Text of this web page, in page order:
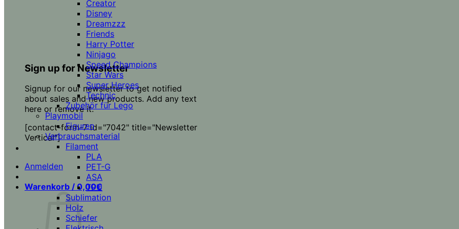
Sign up for Newsletter
Signup for our newsletter to get notified
about sales and new products. Add any text
here or remove it.
[contact-form-7 id="7042" title="Newsletter
Vertical"]
Anmelden
Warenkorb / 0,00€
Creator
Disney
Dreamzzz
Friends
Harry Potter
Ninjago
Speed Champions
Star Wars
Super Heroes
Technic
Zubehör für Lego
Playmobil
Figuren
Verbrauchsmaterial
Filament
PLA
PET-G
ASA
TPU
Sublimation
Holz
Schiefer